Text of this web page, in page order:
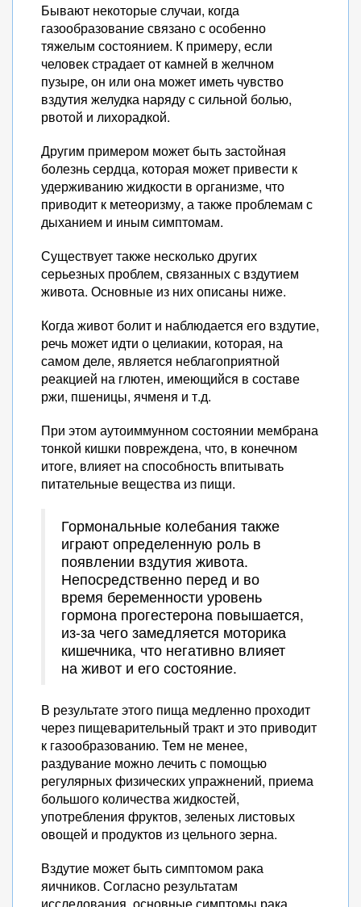
Бывают некоторые случаи, когда
газообразование связано с особенно
тяжелым состоянием. К примеру, если
человек страдает от камней в желчном
пузыре, он или она может иметь чувство
вздутия желудка наряду с сильной болью,
рвотой и лихорадкой.
Другим примером может быть застойная
болезнь сердца, которая может привести к
удерживанию жидкости в организме, что
приводит к метеоризму, а также проблемам с
дыханием и иным симптомам.
Существует также несколько других
серьезных проблем, связанных с вздутием
живота. Основные из них описаны ниже.
Когда живот болит и наблюдается его вздутие,
речь может идти о целиакии, которая, на
самом деле, является неблагоприятной
реакцией на глютен, имеющийся в составе
ржи, пшеницы, ячменя и т.д.
При этом аутоиммунном состоянии мембрана
тонкой кишки повреждена, что, в конечном
итоге, влияет на способность впитывать
питательные вещества из пищи.
Гормональные колебания также
играют определенную роль в
появлении вздутия живота.
Непосредственно перед и во
время беременности уровень
гормона прогестерона повышается,
из-за чего замедляется моторика
кишечника, что негативно влияет
на живот и его состояние.
В результате этого пища медленно проходит
через пищеварительный тракт и это приводит
к газообразованию. Тем не менее,
раздувание можно лечить с помощью
регулярных физических упражнений, приема
большого количества жидкостей,
употребления фруктов, зеленых листовых
овощей и продуктов из цельного зерна.
Вздутие может быть симптомом рака
яичников. Согласно результатам